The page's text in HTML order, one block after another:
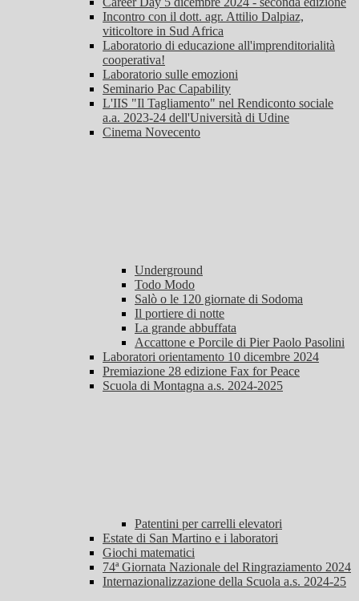
Incontro con il dott. agr. Attilio Dalpiaz,
viticoltore in Sud Africa
Laboratorio di educazione all'imprenditorialità
cooperativa!
Laboratorio sulle emozioni
Seminario Pac Capability
L'IIS "Il Tagliamento" nel Rendiconto sociale
a.a. 2023-24 dell'Università di Udine
Cinema Novecento
Underground
Todo Modo
Salò o le 120 giornate di Sodoma
Il portiere di notte
La grande abbuffata
Accattone e Porcile di Pier Paolo Pasolini
Laboratori orientamento 10 dicembre 2024
Premiazione 28 edizione Fax for Peace
Scuola di Montagna a.s. 2024-2025
Patentini per carrelli elevatori
Estate di San Martino e i laboratori
Giochi matematici
74ª Giornata Nazionale del Ringraziamento 2024
Internazionalizzazione della Scuola a.s. 2024-25